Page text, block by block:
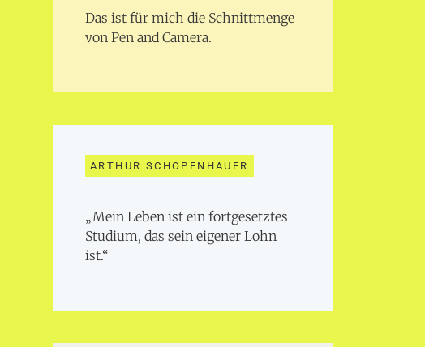
Das ist für mich die Schnittmenge
von Pen and Camera.
ARTHUR SCHOPENHAUER
„Mein Leben ist ein fortgesetztes
Studium, das sein eigener Lohn
ist.“